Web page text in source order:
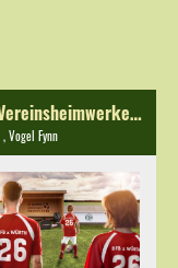
Würth Vereinsheimwerker 2026
, Vogel Fynn